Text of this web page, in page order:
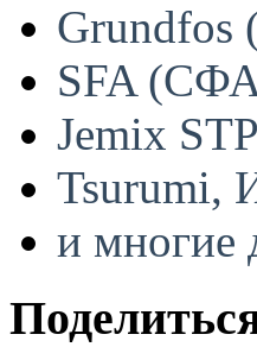
Grundfos
SFA
Jemix
Tsurumi,
и многие